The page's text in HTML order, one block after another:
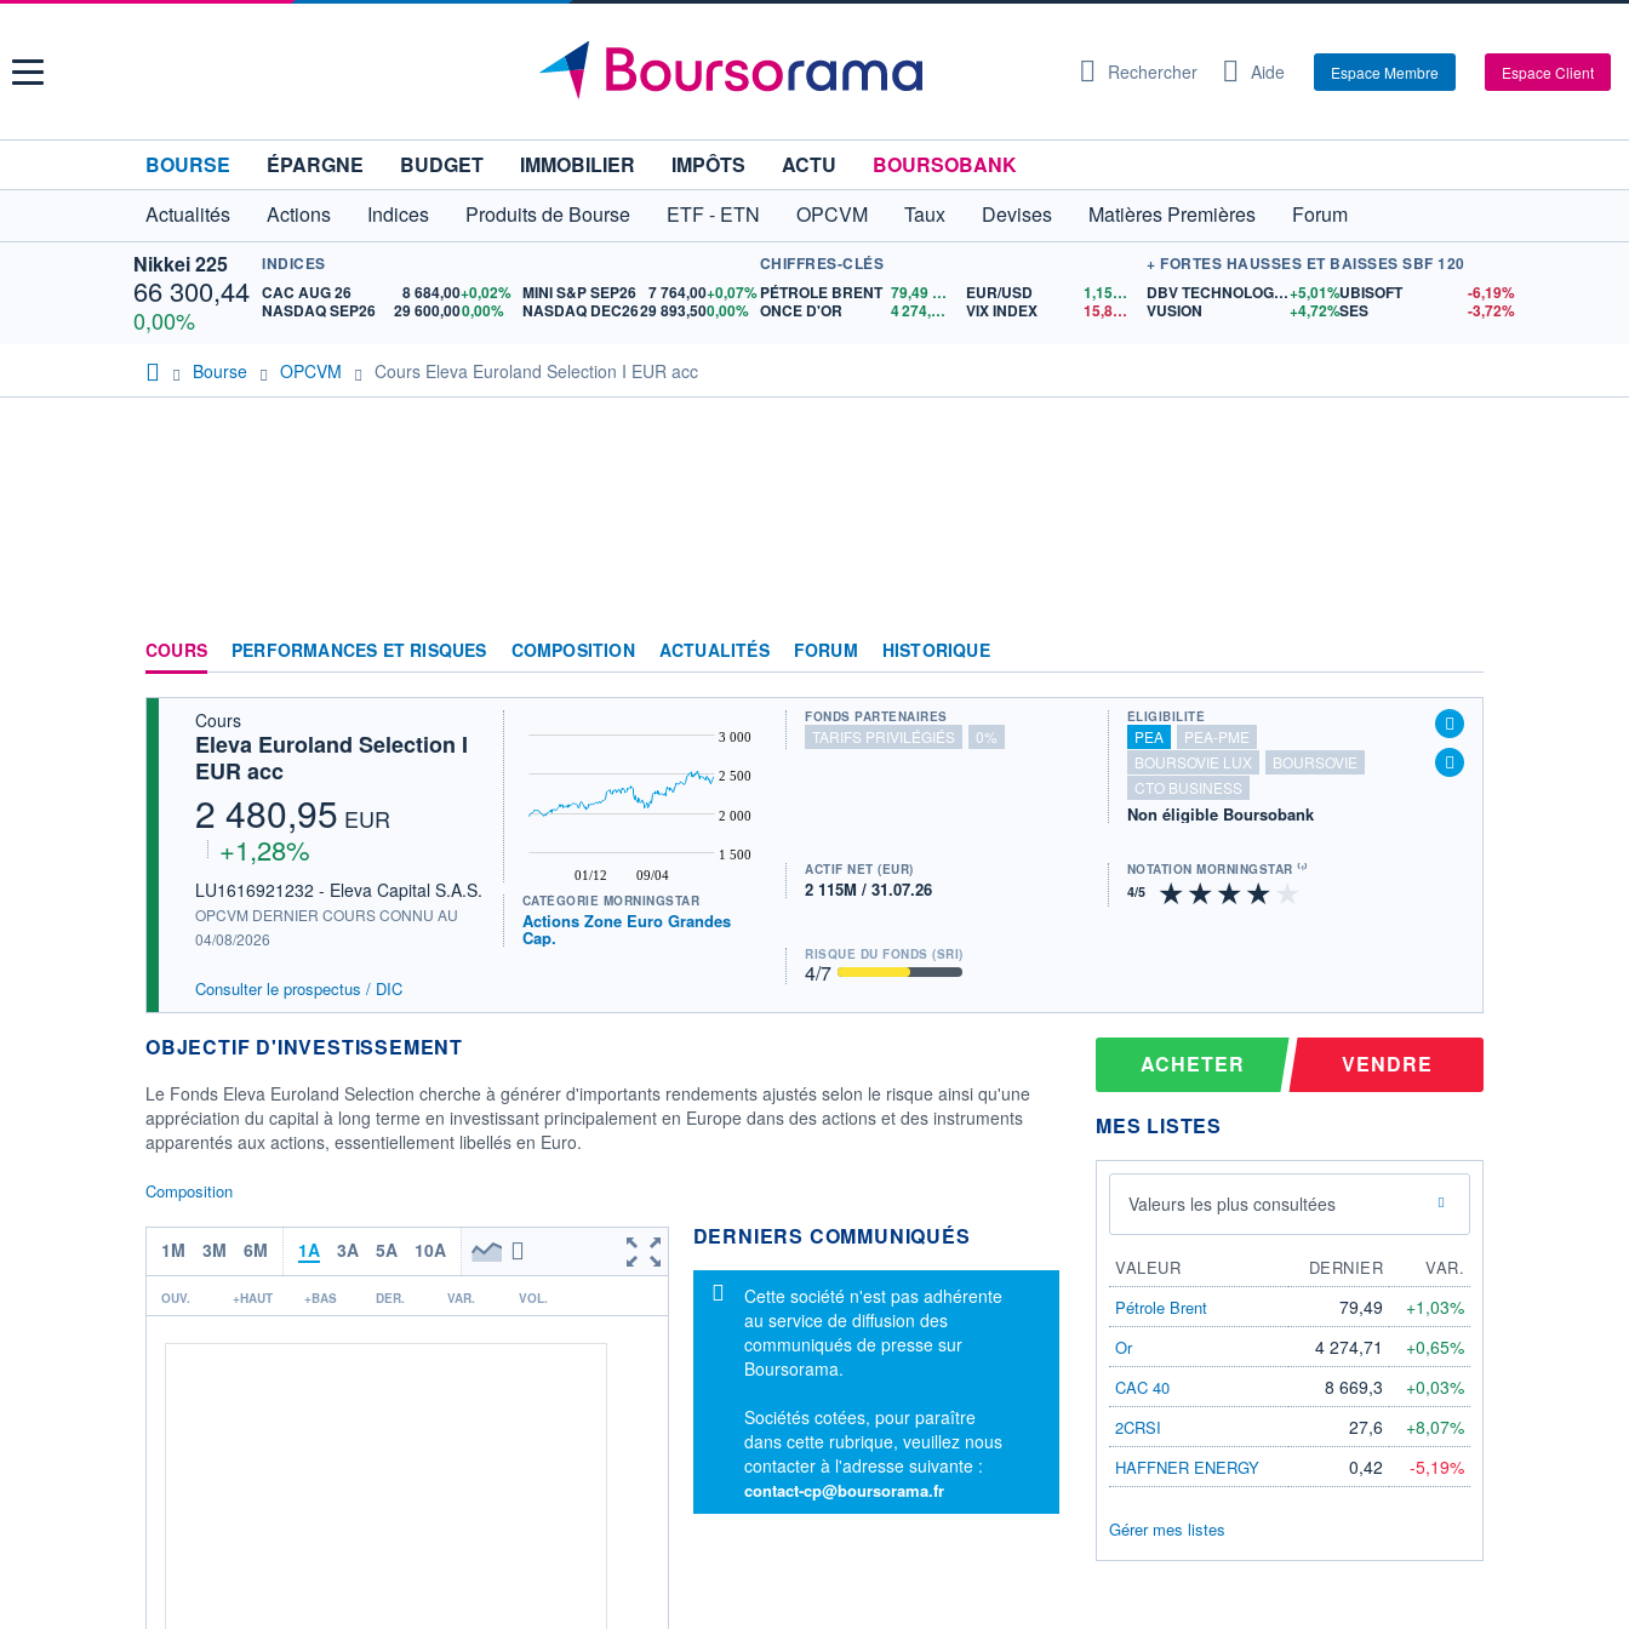
Menu Rechercher Aide Espace Membre Espace Client
BOURSE ÉPARGNE BUDGET IMMOBILIER IMPÔTS ACTU
BOURSOBANK
Actualités
Actions Indices Produits de Bourse ETF - ETN OPCVM Taux Devises Matières Premières
Forum
Nikkei 225
66 300,44
0,00%
INDICES
CAC AUG 26
8 684,00+0,02%
NASDAQ SEP26
29 600,000,00%
MINI S&P SEP26 7 764,00+0,07%
NASDAQ DEC2629 893,500,00%
CHIFFRES-CLÉS
PÉTROLE BRENT 79,49
ONCE D'OR
4 274,71 $US
EUR/USD 1,1558
$US
VIX INDEX
15,81$US
+ FORTES HAUSSES ET BAISSES SBF 120
DBV TECHNOLOGIES+5,01%
VUSION
+4,72%
UBISOFT
-6,19%
SES
-3,72%
Bourse OPCVM Cours Eleva Euroland Selection I EUR acc
COURS PERFORMANCES ET RISQUES COMPOSITION ACTUALITÉS FORUM HISTORIQUE
Cours
Eleva Euroland Selection I
EUR acc
2 480,95 EUR
+1,28%
LU1616921232 - Eleva Capital S.A.S.
OPCVM DERNIER COURS CONNU AU
04/08/2026
Consulter le prospectus / DIC
01/12 09/04
1 500
2 000
2 500
3 000
CATÉGORIE MORNINGSTAR
Actions Zone Euro Grandes
Cap.
FONDS PARTENAIRES
TARIFS PRIVILÉGIÉS 0%
ÉLIGIBILITÉ
PEA
PEA-PME
BOURSOVIE LUX
BOURSOVIE
CTO BUSINESS
Non éligible Boursobank
ACTIF NET (EUR)
2 115M / 31.07.26
NOTATION MORNINGSTAR ⁽¹⁾
RISQUE DU FONDS (SRI)
4/7
OBJECTIF D'INVESTISSEMENT
Le Fonds Eleva Euroland Selection cherche à générer d'importants rendements ajustés selon le risque ainsi qu'une
appréciation du capital à long terme en investissant principalement en Europe dans des actions et des instruments
apparentés aux actions, essentiellement libellés en Euro.
Composition
1M 3M 6M 1A 3A 5A 10A
OUV. +HAUT +BAS DER. VAR. VOL.
DERNIERS COMMUNIQUÉS
Message d'information
Cette société n'est pas adhérente
au service de diffusion des
communiqués de presse sur
Boursorama.
Sociétés cotées, pour paraître
dans cette rubrique, veuillez nous
contacter à l'adresse suivante :
contact-cp@boursorama.fr
ACHETER VENDRE
MES LISTES
Valeurs les plus consultées
VALEUR DERNIER
VAR.
Pétrole Brent
79,49 +1,03%
Or 4 274,71 +0,65%
CAC 40 8 669,3 +0,03%
2CRSI 27,6 +8,07%
HAFFNER ENERGY 0,42 -5,19%
Gérer mes listes